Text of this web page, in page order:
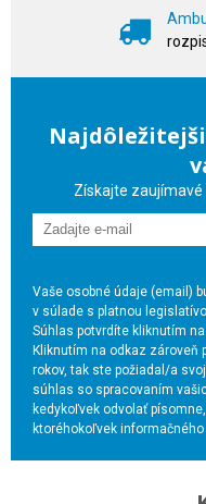
Získajte
Vaše osobné údaje (email)
v súlade s platnou
Súhlas potvrdíte kliknutím
Kliknutím na odkaz zároveň
rokov, tak ste požiadal/a
súhlas so spracovaním
kedykoľvek odvolať
ktoréhokoľvek informačného